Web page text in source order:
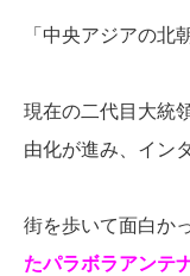
「中央アジアの北
現在の二代目大統
由化が進み、イン
街を歩いて面白か
たパラボラアンテ